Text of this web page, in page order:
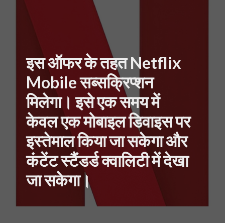
इस ऑफर के तहत Netflix
Mobile सब्सक्रिप्शन
मिलेगा। इसे एक समय में
केवल एक मोबाइल डिवाइस पर
इस्तेमाल किया जा सकेगा और
कंटेंट स्टैंडर्ड क्वालिटी में देखा
जा सकेगा।